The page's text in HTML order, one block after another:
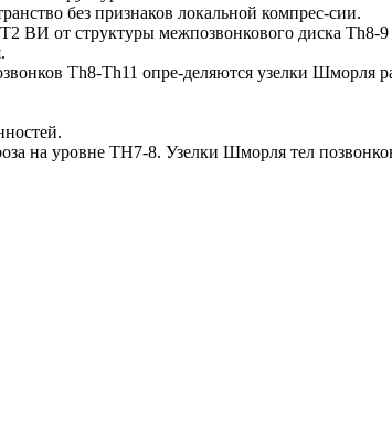
без признаков локальной компрес-сии.
ВИ от структуры межпозвонкового диска
Тh8-Тh11 опре-деляются узелки Шморля
на уровне ТН7-8. Узелки Шморля тел